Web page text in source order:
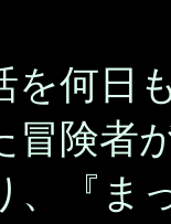
何日
冒険
『ま